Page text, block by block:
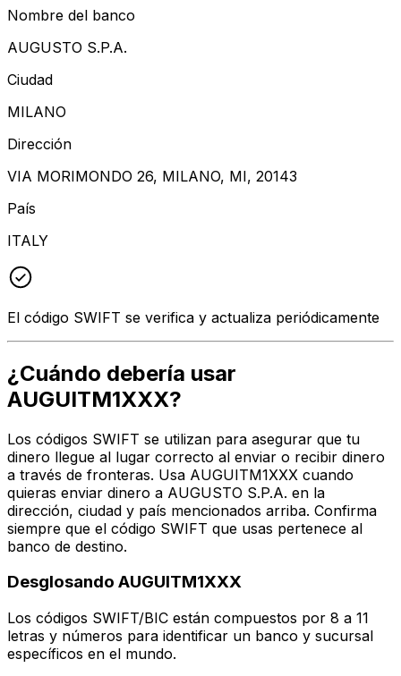
Nombre del banco
AUGUSTO S.P.A.
Ciudad
MILANO
Dirección
VIA MORIMONDO 26, MILANO, MI, 20143
País
ITALY
El código SWIFT se verifica y actualiza periódicamente
¿Cuándo debería usar
AUGUITM1XXX?
Los códigos SWIFT se utilizan para asegurar que tu
dinero llegue al lugar correcto al enviar o recibir dinero
a través de fronteras. Usa AUGUITM1XXX cuando
quieras enviar dinero a AUGUSTO S.P.A. en la
dirección, ciudad y país mencionados arriba. Confirma
siempre que el código SWIFT que usas pertenece al
banco de destino.
Desglosando AUGUITM1XXX
Los códigos SWIFT/BIC están compuestos por 8 a 11
letras y números para identificar un banco y sucursal
específicos en el mundo.